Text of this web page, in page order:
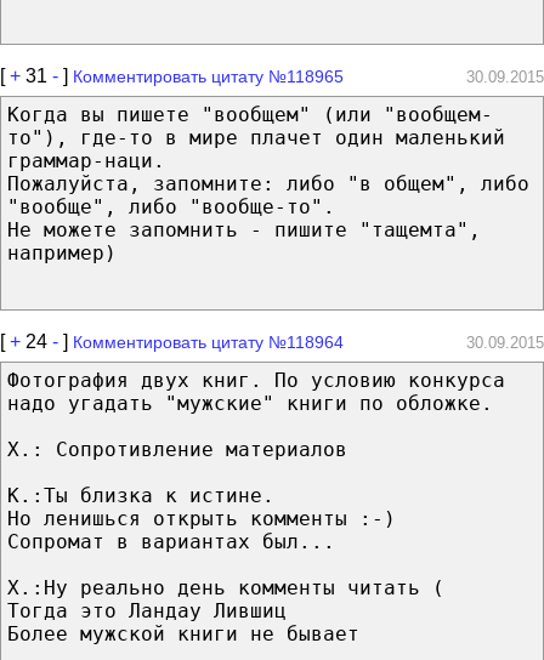
[+ 31 - ] Комментировать цитату №118965 30.09.2015
Когда вы пишете "вообщем" (или "вообщем-
то"), где-то в мире плачет один маленький
граммар-наци.
Пожалуйста, запомните: либо "в общем", либо
"вообще", либо "вообще-то".
Не можете запомнить - пишите "тащемта",
например)
[+ 24 - ] Комментировать цитату №118964 30.09.2015
Фотография двух книг. По условию конкурса
надо угадать "мужские" книги по обложке.
Х.: Сопротивление материалов
К.:Ты близка к истине.
Но ленишься открыть комменты :-)
Сопромат в вариантах был...
Х.:Ну реально день комменты читать (
Тогда это Ландау Лившиц
Более мужской книги не бывает